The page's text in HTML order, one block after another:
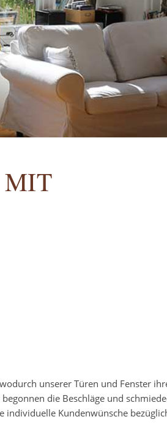
O
unserer Türen und Fenster
die Beschläge und
Kundenwünsche